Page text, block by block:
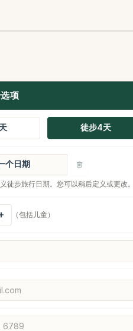
项
徒步4天
徒步旅行日期。您可以稍后定义或更改
（包括儿童）